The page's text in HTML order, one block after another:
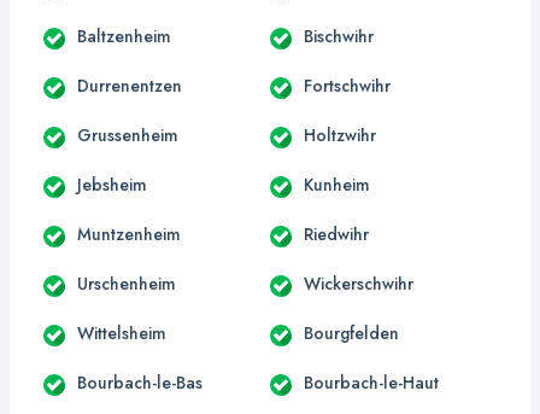
Baltzenheim Bischwihr
Durrenentzen Fortschwihr
Grussenheim Holtzwihr
Jebsheim Kunheim
Muntzenheim Riedwihr
Urschenheim Wickerschwihr
Wittelsheim Bourgfelden
Bourbach-le-Bas Bourbach-le-Haut